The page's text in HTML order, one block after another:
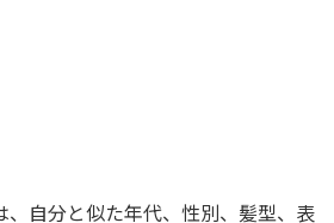
、自分と似た年代、性別、髪型、表